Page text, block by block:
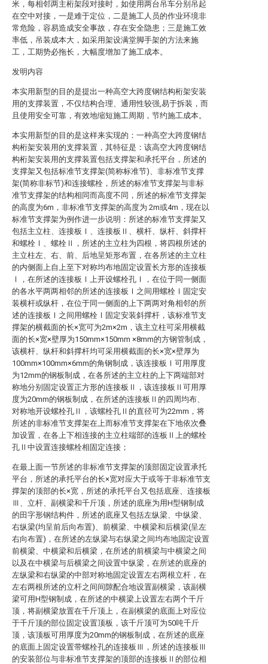
米，每相邻两主桁架段对接时，如使用两台吊车分别吊起
在空中对接，一是难于定位，二是施工人员的作业环境非
常危险，容易造成安全事故，存在安全隐患；三是施工效
率低，吊装成本大，如采用架设满堂脚手架的方法来施
工，工期势必拖长，大幅度增加了施工成本。
发明内容
本实用新型的目的是提出一种高空大跨度钢结构桁架安装
用的支撑装置，不仅结构合理、通用性较强,易于拆装，而
且使用安全可靠，有效地缩短施工周期，节约施工成本。
本实用新型的目的是这样来实现的：一种高空大跨度钢结
构桁架安装用的支撑装置，其特征是：该高空大跨度钢结
构桁架安装用的支撑装置包括支撑架和承托平台，所述的
支撑架又包括标准节支撑架(简称标准节)、非标准节支撑
架(简称非标节)和连接螺栓，所述的标准节支撑架与非标
准节支撑架的结构相同而高度不同，所述的标准节支撑架
的高度为6m，非标准节支撑架的高度为 2m或4m，现在以
标准节支撑架为例作进一步说明：所述的标准节支撑架又
包括主立柱、连接板Ⅰ、连接板Ⅱ、横杆、纵杆、斜撑杆
和螺栓Ⅰ、螺栓Ⅱ，所述的主立柱为四根，将四根所述的
主立柱左、右、前、后地呈矩形布置，在各所述的主立柱
的内侧面上自上至下对称均布地固定设置长方形的连接板
Ⅰ，在所述的连接板Ⅰ上开设螺栓孔Ⅰ，在位于同一侧面
的各水平两两相邻的所述的连接板Ⅰ之间用螺栓Ⅰ固定安
装横杆或纵杆，在位于同一侧面的上下两两对角相邻的所
述的连接板Ⅰ之间用螺栓Ⅰ固定安装斜撑杆，该标准节支
撑架的横截面的长×宽可为2m×2m，该主立柱可采用横截
面的长×宽×壁厚为150mm×150mm ×8mm的方钢管制成，
该横杆、纵杆和斜撑杆均可采用横截面的长×宽×壁厚为
100mm×100mm×6mm的角钢制成，该连接板Ⅰ可用厚度
为12mm的钢板制成，在各所述的主立柱的上下两端部对
称地分别固定设置正方形的连接板Ⅱ，该连接板Ⅱ可用厚
度为20mm的钢板制成，在所述的连接板Ⅱ的四周均布、
对称地开设螺栓孔Ⅱ，该螺栓孔Ⅱ的直径可为22mm，将
所述的非标准节支撑架在上而标准节支撑架在下地依次叠
加设置，在各上下相连接的主立柱端部的连板Ⅱ上的螺栓
孔Ⅱ中设置连接螺栓相固定连接；
在最上面一节所述的非标准节支撑架的顶部固定设置承托
平台，所述的承托平台的长×宽对应大于或等于非标准节支
撑架的顶部的长×宽，所述的承托平台又包括底座、连接板
Ⅲ、立杆、副横梁和千斤顶，所述的底座为用H型钢制成
的田字形钢结构件，所述的底座又包括左纵梁、中纵梁、
右纵梁(均呈前后向布置)、前横梁、中横梁和后横梁(呈左
右向布置)，在所述的左纵梁与右纵梁之间均布地固定设置
前横梁、中横梁和后横梁，在所述的前横梁与中横梁之间
以及在中横梁与后横梁之间设置中纵梁，在所述的底座的
左纵梁和右纵梁的中部对称地固定设置左右两根立杆，在
左右两根所述的立杆之间间隙配合地设置副横梁，该副横
梁可用H型钢制成，在所述的中横梁上设置左右两个千斤
顶，将副横梁放置在千斤顶上，在副横梁的底面上对应位
于千斤顶的部位固定设置顶板，该千斤顶可为50吨千斤
顶，该顶板可用厚度为20mm的钢板制成，在所述的底座
的底面上固定设置带螺栓孔的连接板Ⅲ，所述的连接板Ⅲ
的安装部位与非标准节支撑架的顶部的连接板Ⅱ的部位相